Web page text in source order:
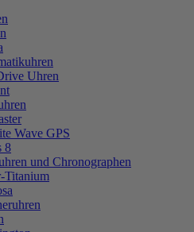
Uhren
Wave GPS
8
und Chronographen
Titanium